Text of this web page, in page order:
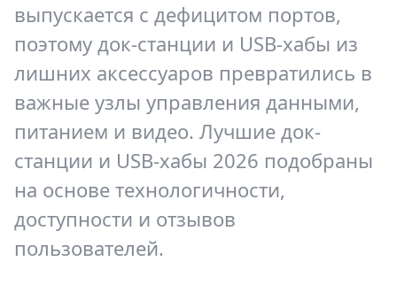
выпускается с дефицитом портов,
поэтому док-станции и USB-хабы из
лишних аксессуаров превратились в
важные узлы управления данными,
питанием и видео. Лучшие док-
станции и USB-хабы 2026 подобраны
на основе технологичности,
доступности и отзывов
пользователей.